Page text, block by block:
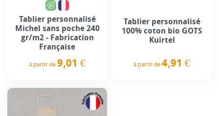
Tablier personnalisé
Michel sans poche 240
gr/m2 - Fabrication
Française
à partir de 9,01 €
Tablier personnalisé
100% coton bio GOTS
Kuirtel
à partir de 4,91 €